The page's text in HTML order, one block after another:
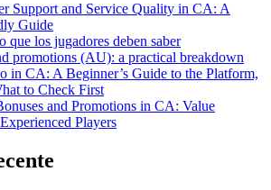
Support and Service Quality in CA: A
Guide
que los jugadores deben saber
promotions (AU): a practical breakdown
in CA: A Beginner’s Guide to the Platform,
to Check First
and Promotions in CA: Value
Players